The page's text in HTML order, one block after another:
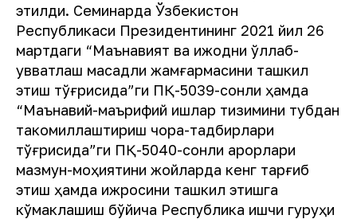
этилди. Семинарда Ўзбекистон
Республикаси Президентининг 2021 йил 26
мартдаги “Маънавият ва ижодни қўллаб-
қувватлаш мақсадли жамғармасини ташкил
этиш тўғрисида”ги ПҚ-5039-сонли ҳамда
“Маънавий-маърифий ишлар тизимини тубдан
такомиллаштириш чора-тадбирлари
тўғрисида”ги ПҚ-5040-сонли қарорлари
мазмун-моҳиятини жойларда кенг тарғиб
этиш ҳамда ижросини ташкил этишга
кўмаклашиш бўйича Республика ишчи гуруҳи